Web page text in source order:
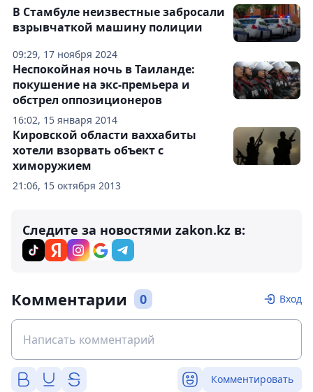
09:29, 17 ноября 2024
В Стамбуле неизвестные забросали
взрывчаткой машину полиции
16:02, 15 января 2014
Неспокойная ночь в Таиланде:
покушение на экс-премьера и
обстрел оппозиционеров
21:06, 15 октября 2013
Кировской области ваххабиты
хотели взорвать объект с
химоружием
Следите за новостями zakon.kz в:
Комментарии 0 Вход
Комментировать